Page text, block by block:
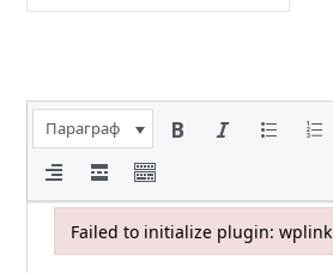
Параграф
Failed to initialize plugin: wplink
Failed to initialize plugin: wplink